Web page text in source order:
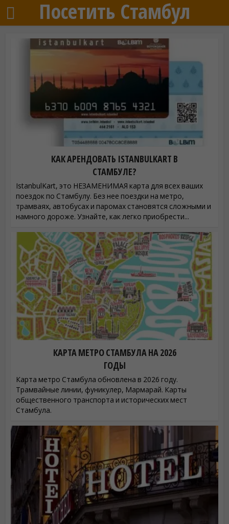
Посетить Стамбул
КАК АРЕНДОВАТЬ ISTANBULKART В
СТАМБУЛЕ?
IstanbulKart, это НЕЗАМЕНИМАЯ карта для всех ваших
поездок по Стамбулу. Без нее поездки на метро, ​​
трамваях, автобусах и паромах становятся сложными и
намного дороже. Узнайте, как легко приобрести...
КАРТА МЕТРО СТАМБУЛА НА 2026
ГОДЫ
Карта метро Стамбула обновлена в 2026 году.
Трамвайные линии, фуникулер, Мармарай. Карты
общественного транспорта и исторических мест
Стамбула.